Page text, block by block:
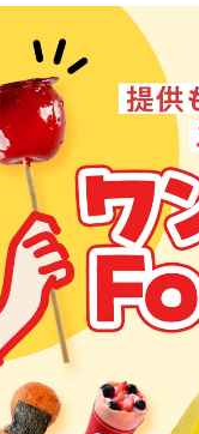
メーカーの商品を